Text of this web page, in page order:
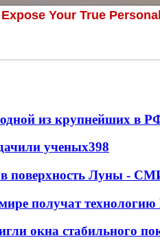
из крупнейших в
ученых398
в поверхность Луны -
получат
окна стабильного